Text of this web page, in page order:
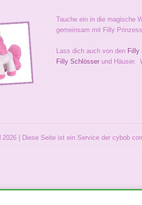
Tauche ein in die magische
gemeinsam mit Filly
Lass dich auch von den Filly
Filly Schlösserund Häuser.
2026 | Diese Seite ist ein Service der cybob